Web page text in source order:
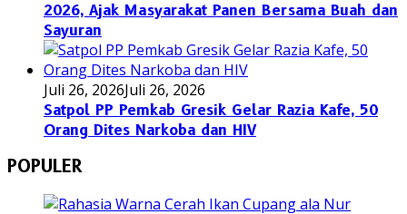
2026, Ajak Masyarakat Panen Bersama Buah dan
Sayuran
Juli 26, 2026Juli 26, 2026
Satpol PP Pemkab Gresik Gelar Razia Kafe, 50
Orang Dites Narkoba dan HIV
POPULER